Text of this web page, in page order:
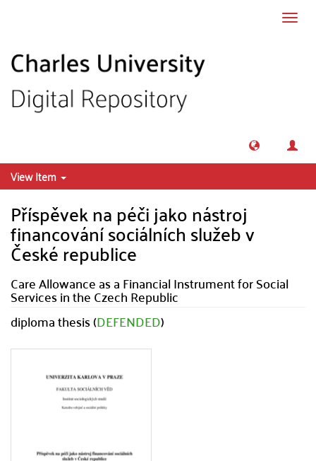
View Item
Příspěvek na péči jako nástroj
financování sociálních služeb v
České republice
Care Allowance as a Financial Instrument for Social
Services in the Czech Republic
diploma thesis (DEFENDED)